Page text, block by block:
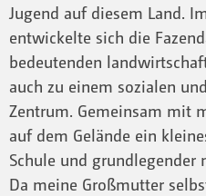
Jugend auf diesem Land.
entwickelte sich die
bedeutenden
auch zu einem sozialen
Zentrum. Gemeinsam mit
auf dem Gelände ein
Schule und grundlegender
Da meine Großmutter